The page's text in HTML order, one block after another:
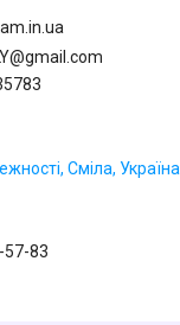
Сміла, Україна
57-83